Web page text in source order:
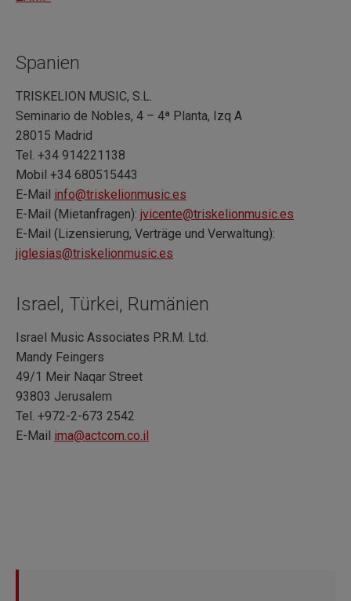
Spanien
TRISKELION MUSIC, S.L.
Seminario de Nobles, 4 – 4ª Planta, Izq A
28015 Madrid
Tel. +34 914221138
Mobil +34 680515443
E-Mail info@triskelionmusic.es
E-Mail (Mietanfragen): jvicente@triskelionmusic.es
E-Mail (Lizensierung, Verträge und Verwaltung):
jiglesias@triskelionmusic.es
Israel, Türkei, Rumänien
Israel Music Associates P.R.M. Ltd.
Mandy Feingers
49/1 Meir Naqar Street
93803 Jerusalem
Tel. +972-2-673 2542
E-Mail ima@actcom.co.il